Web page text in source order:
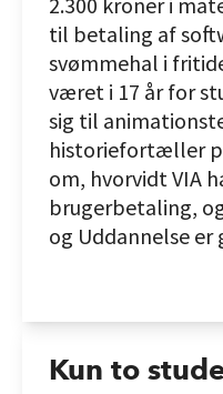
til betaling af
svømmehal i
været i 17 år for
sig til
historiefortæller
om, hvorvidt VIA
brugerbetaling,
og Uddannelse er
Kun to